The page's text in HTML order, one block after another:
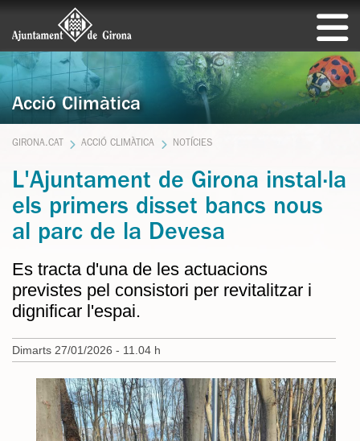
Acció Climàtica
GIRONA.CAT ACCIÓ CLIMÀTICA NOTÍCIES
L'Ajuntament de Girona instal·la
els primers disset bancs nous
al parc de la Devesa
Es tracta d'una de les actuacions
previstes pel consistori per revitalitzar i
dignificar l'espai.
Dimarts 27/01/2026 - 11.04 h